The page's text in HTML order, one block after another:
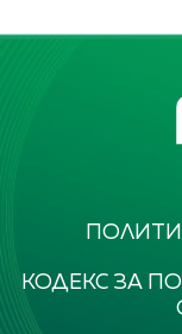
КОДЕКС ЗА